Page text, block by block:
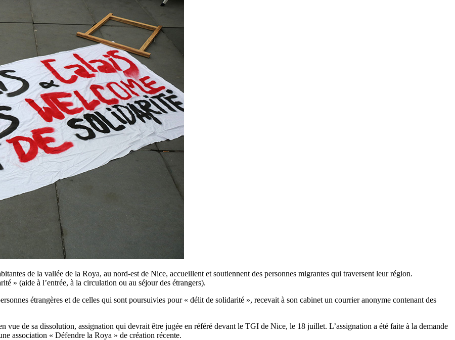
de la vallée de la Roya, au nord-est de Nice, accueillent et soutiennent des personnes migrantes qui traversent leur région.
» (aide à l’entrée, à la circulation ou au séjour des étrangers).
étrangères et de celles qui sont poursuivies pour « délit de solidarité », recevait à son cabinet un courrier anonyme contenant des
vue de sa dissolution, assignation qui devrait être jugée en référé devant le TGI de Nice, le 18 juillet. L’assignation a été faite à la demande
association « Défendre la Roya » de création récente.